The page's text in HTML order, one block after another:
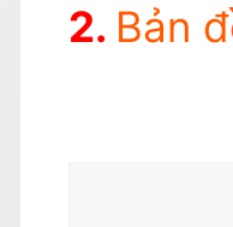
Bản